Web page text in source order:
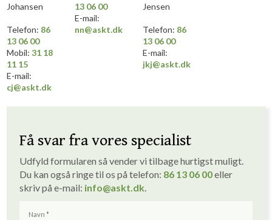
Johansen
​Telefon: 86
13 06 00
Mobil: 31 18
11 15
E-mail:
cj@askt.dk
13 06​ 00
E-mail:
nn@askt.dk​
Jensen
​Telefon: 86
13 06​ 00
E-mail:
jkj@askt.dk​
Få svar fra vores specialist
Udfyld formularen så vender vi tilbage hurtigst muligt. ​
Du kan også ringe til os på telefon: 86 13 06 00eller
skriv på e-mail: info@askt.dk​.